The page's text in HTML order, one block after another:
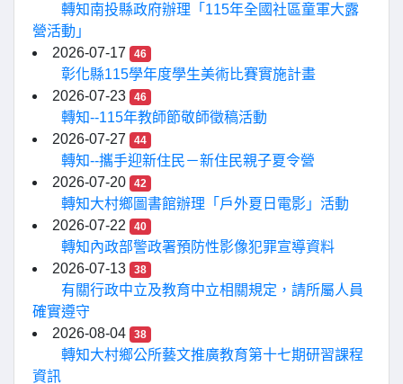
轉知南投縣政府辦理「115年全國社區童軍大露
營活動」
2026-07-17
46
彰化縣115學年度學生美術比賽實施計畫
2026-07-23
46
轉知--115年教師節敬師徵稿活動
2026-07-27
44
轉知--攜手迎新住民－新住民親子夏令營
2026-07-20
42
轉知大村鄉圖書館辦理「戶外夏日電影」活動
2026-07-22
40
轉知內政部警政署預防性影像犯罪宣導資料
2026-07-13
38
有關行政中立及教育中立相關規定，請所屬人員
確實遵守
2026-08-04
38
轉知大村鄉公所藝文推廣教育第十七期研習課程
資訊